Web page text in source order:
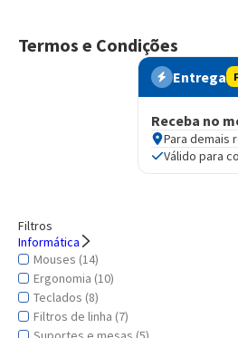
Termos e Condições
Entrega
Receba no
Para demais
Válido para
Filtros
Informática
Mouses (14)
Ergonomia (10)
Teclados (8)
Filtros de linha (7)